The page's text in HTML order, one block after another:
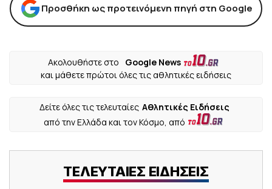
Προσθήκη ως προτεινόμενη πηγή στη Google
Ακολουθήστε στο
Google News
και μάθετε πρώτοι όλες τις αθλητικές ειδήσεις
Δείτε όλες τις τελευταίες Αθλητικές Ειδήσεις
από την Ελλάδα και τον Κόσμο, από
ΤΕΛΕΥΤΑΙΕΣ ΕΙΔΗΣΕΙΣ